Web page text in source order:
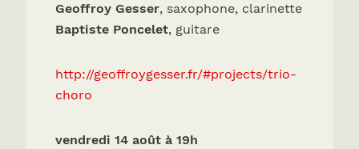
Geoffroy Gesser, saxophone, clarinette
Baptiste Poncelet, guitare
http://geoffroygesser.fr/#projects/trio-
choro
vendredi 14 août à 19h